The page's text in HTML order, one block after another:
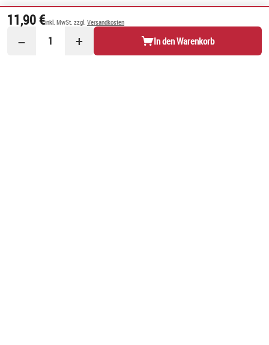
11,90 €inkl. MwSt. zzgl. Versandkosten
− 1 + In den Warenkorb